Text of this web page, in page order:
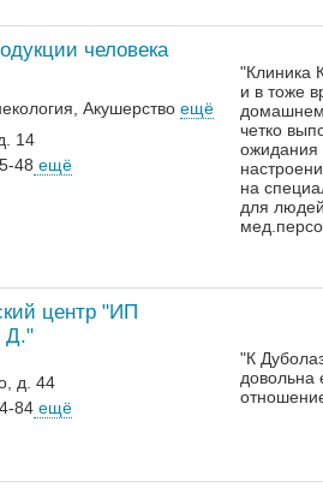
человека
Акушерство ещё
14
48 ещё
"Клиника
и в тоже
четко
на
для
центр "ИП
Д."
д. 44
84 ещё
"К
довольна